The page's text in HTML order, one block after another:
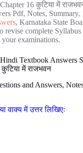
16 कुटिया में
Pdf, Notes, Summary,
, Karnataka State
revise complete Syllabus
examinations.
Textbook Answers
में राजभवन
and Answers,
वाक्य में उत्तर लिखिएः